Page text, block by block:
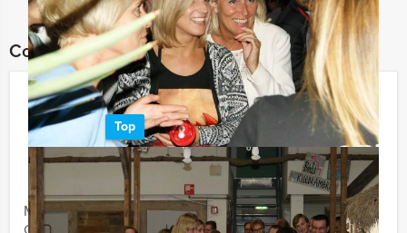
Combineer dit uitje met:
Crazy Brunch Utrecht
Top
Vanaf€ 52,50 p.p. excl. BTW
Vanaf 12 personen ‐ 4 uur en 30 minuten
Met Crazy Brunch in Utrecht gaat u met Holland Tour